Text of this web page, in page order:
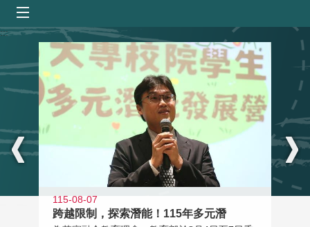
:::
115-08-07
跨越限制，探索潛能！115年多元潛